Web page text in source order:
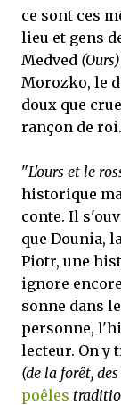
ce sont ces
lieu et gens
Medved (Ours)
Morozko, le
doux que
rançon de roi.
"L'ours et le
historique
conte. Il
que Dounia,
Piotr, une
ignore
sonne dans
personne,
lecteur. On y
(de la forêt,
poêles